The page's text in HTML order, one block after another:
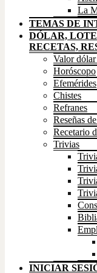
La
TEMAS DE
DÓLAR,
RECETAS,
Valor
Horóscopo
Efemérides
Chistes
Refranes
Reseñas
Recetario
Trivias
INICIAR